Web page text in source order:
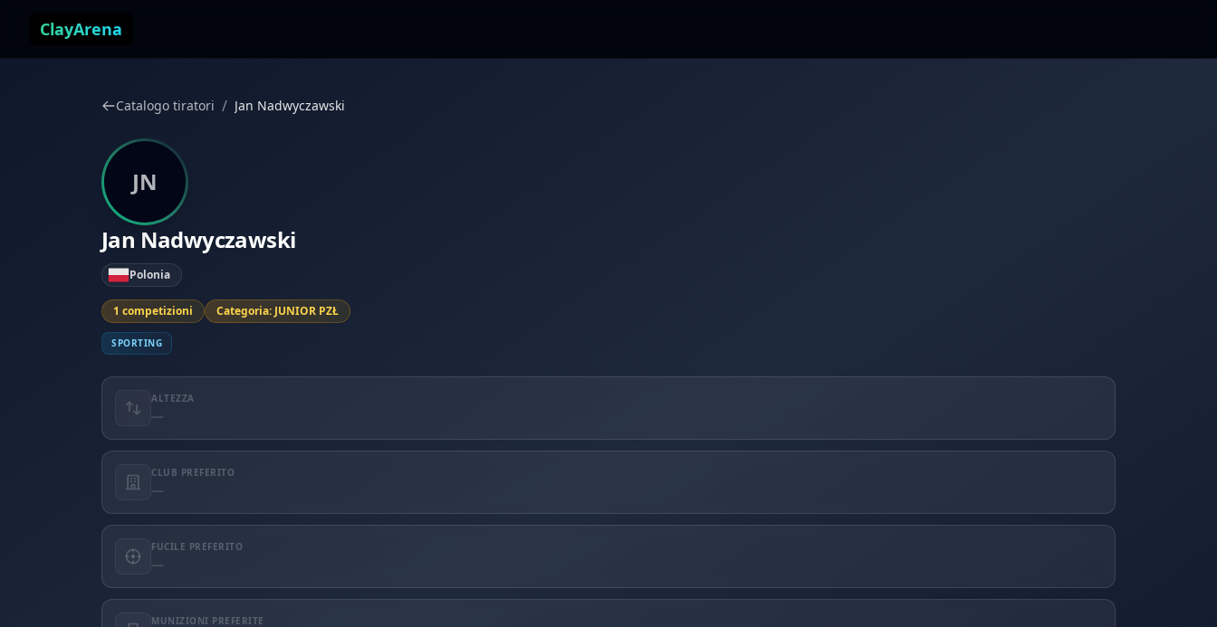
ClayArena
Catalogo tiratori / Jan Nadwyczawski
JN
Jan Nadwyczawski
Polonia
1 competizioni Categoria: JUNIOR PZŁ
SPORTING
ALTEZZA
—
CLUB PREFERITO
—
FUCILE PREFERITO
—
MUNIZIONI PREFERITE